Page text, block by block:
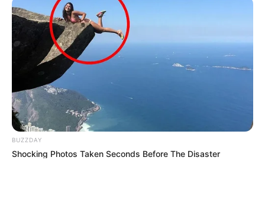
ΤΑΥΤΟΤΗΤΑ ΚΑΙ ΕΠΙΚΟΙΝΩΝΙΑ
© 2025 EVIANEWS του Γιώργου Κουτσελίνη
BUZZDAY
Shocking Photos Taken Seconds Before The Disaster